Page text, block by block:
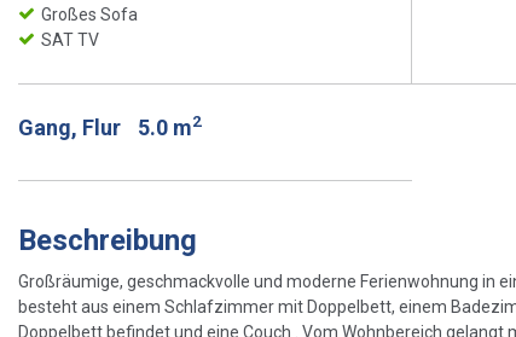
Großes Sofa
SAT TV
Gang, Flur 5.0 m2
Beschreibung
Großräumige, geschmackvolle und moderne Ferienwohnung in
besteht aus einem Schlafzimmer mit Doppelbett, einem
Doppelbett befindet und eine Couch . Vom Wohnbereich